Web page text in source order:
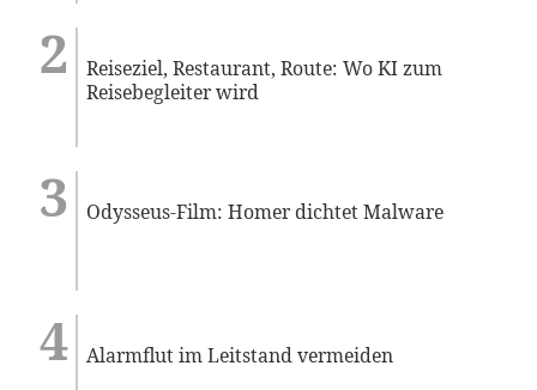
Reiseziel, Restaurant, Route: Wo KI zum
Reisebegleiter wird
Odysseus-Film: Homer dichtet Malware
Alarmflut im Leitstand vermeiden